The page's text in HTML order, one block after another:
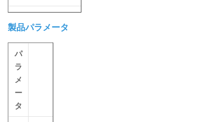
学習と使用が簡単
幅広い応用シナリオ
製品パラメータ
パ
ラ
メ
ー
タ